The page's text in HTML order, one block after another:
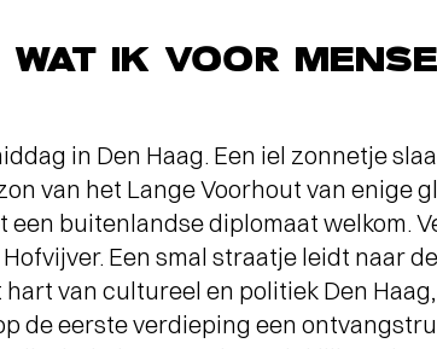
IK VOOR
in Den Haag. Een iel zonnetje
van het Lange Voorhout van enige
een buitenlandse diplomaat welkom.
Een smal straatje leidt naar
van cultureel en politiek Den
de eerste verdieping een